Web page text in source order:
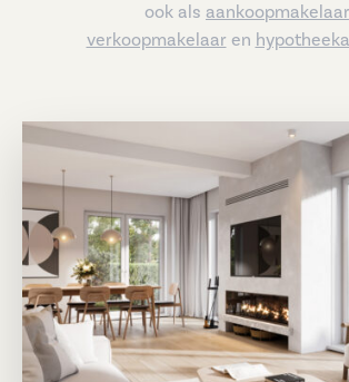
ook als aankoopmakelaar
verkoopmakelaar en